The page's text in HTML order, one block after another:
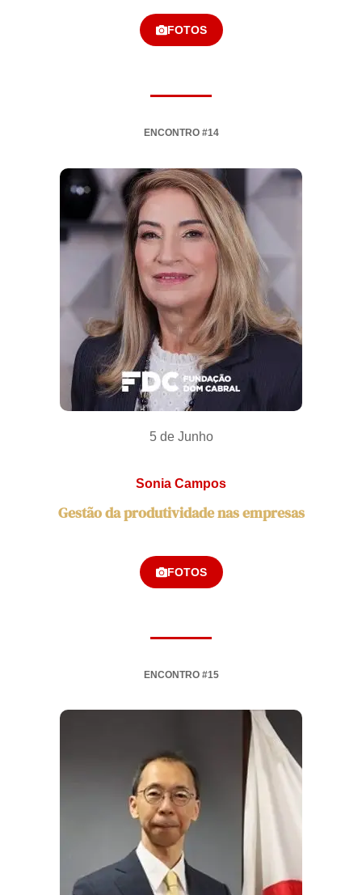
FOTOS
ENCONTRO #14
5 de Junho
Sonia Campos
Gestão da produtividade nas empresas
FOTOS
ENCONTRO #15